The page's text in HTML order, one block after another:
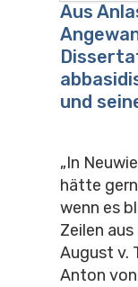
Aus
und
„In
hätte
wenn es
Zeilen
August v.
Anton